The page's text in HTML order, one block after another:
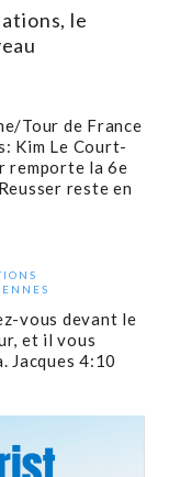
le
Tour de France
Kim Le Court-
remporte la 6e
reste en
vous devant le
et il vous
Jacques 4:10